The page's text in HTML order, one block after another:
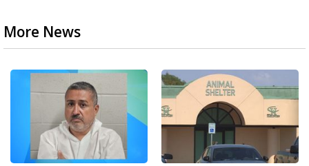
More News